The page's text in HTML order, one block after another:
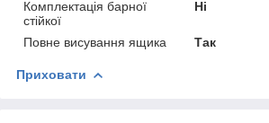
Комплектація барної
стійкої
Ні
Повне висування ящика Так
Приховати